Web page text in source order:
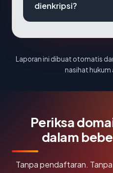
dienkripsi?
Laporan ini dibuat otomatis
nasihat hukum
Periksa
dalam
Tanpa pendaftaran.